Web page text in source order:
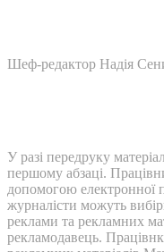
Шеф-редактор Надія
У разі передруку
першому абзаці.
допомогою електронної
журналісти можуть
реклами та рекламних
рекламодавець.